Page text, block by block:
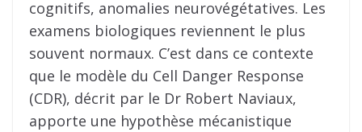
cognitifs, anomalies neurovégétatives. Les
examens biologiques reviennent le plus
souvent normaux. C’est dans ce contexte
que le modèle du Cell Danger Response
(CDR), décrit par le Dr Robert Naviaux,
apporte une hypothèse mécanistique